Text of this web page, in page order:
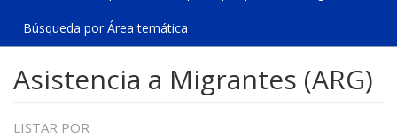
Búsqueda por Área temática
Asistencia a Migrantes (ARG)
LISTAR POR